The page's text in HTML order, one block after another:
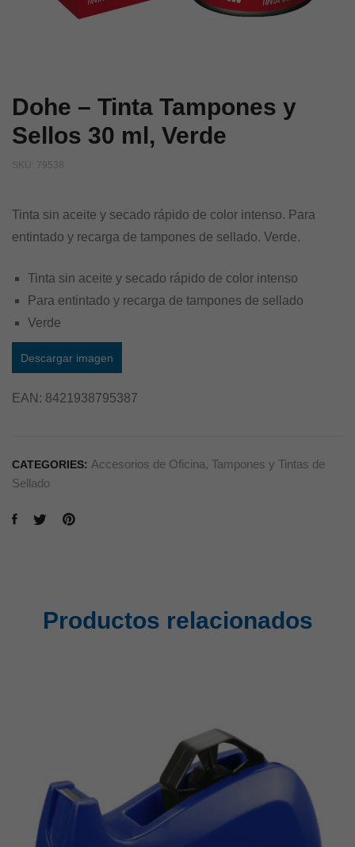
Dohe – Tinta Tampones y
Sellos 30 ml, Verde
SKU: 79538
Tinta sin aceite y secado rápido de color intenso. Para
entintado y recarga de tampones de sellado. Verde.
Tinta sin aceite y secado rápido de color intenso
Para entintado y recarga de tampones de sellado
Verde
Descargar imagen
EAN: 8421938795387
CATEGORIES: Accesorios de Oficina, Tampones y Tintas de
Sellado
Productos relacionados